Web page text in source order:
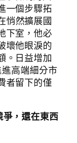
一個步驟拓
悄然擴展國
下室，他必
壞他眼淚的
。日益增加
高端細分市
者留下的僅
，還在東西